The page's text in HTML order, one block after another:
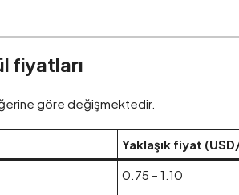
fiyatları
göre değişmektedir.
Yaklaşık fiyat
0.75 – 1.10